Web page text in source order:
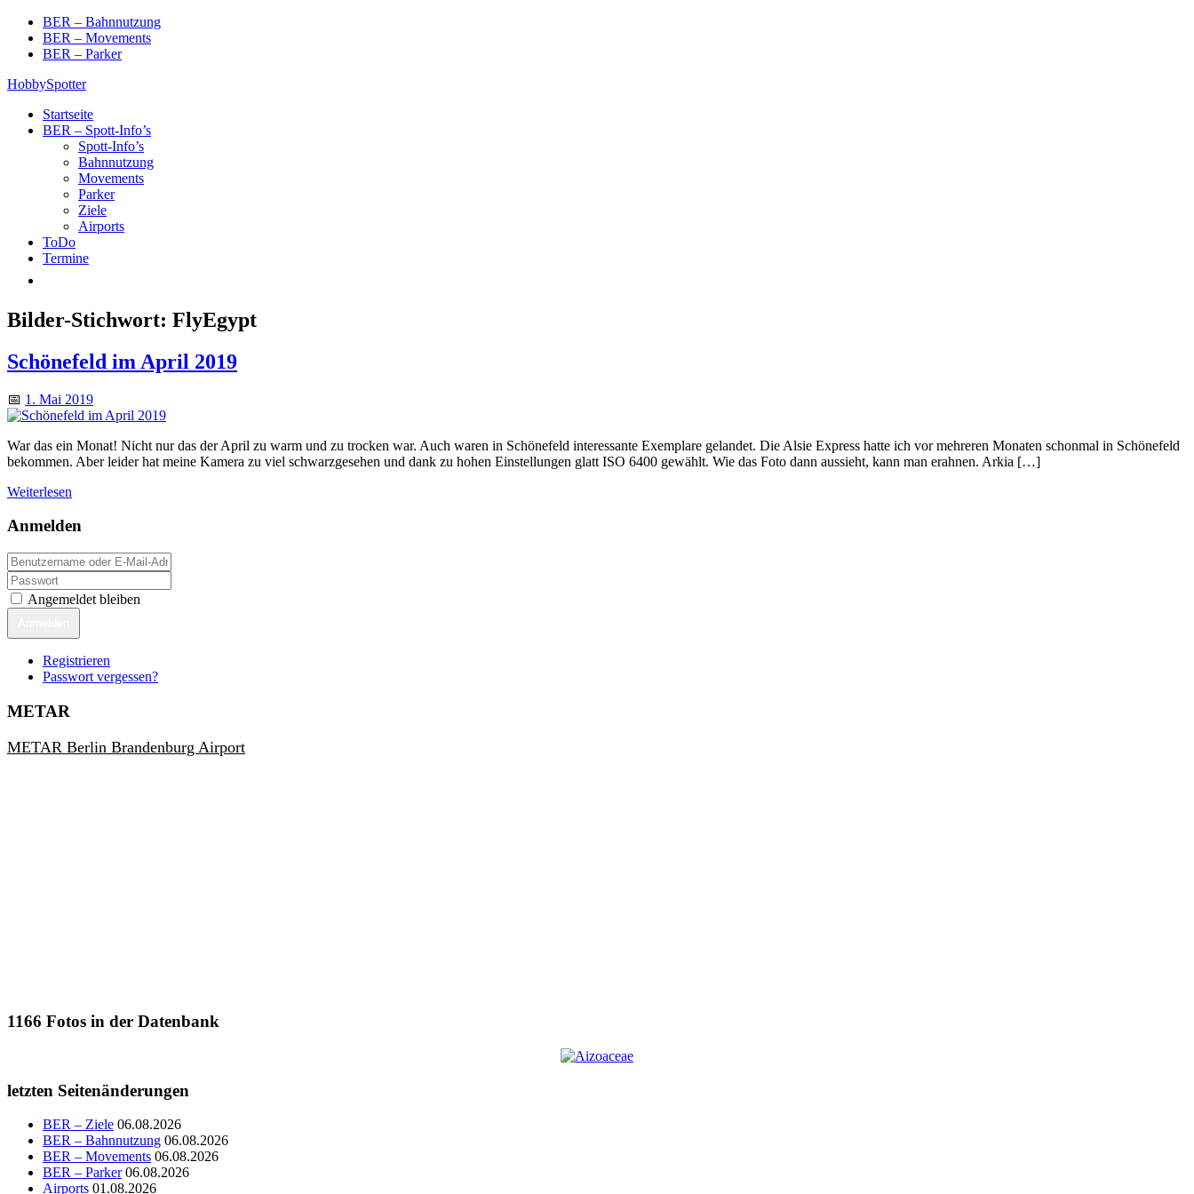
Skip
content
BER – Bahnnutzung
BER – Movements
BER – Parker
HobbySpotter
Startseite
BER – Spott-Info’s
Spott-Info’s
Bahnnutzung
Movements
Parker
Ziele
Airports
ToDo
Termine
Bilder-Stichwort: FlyEgypt
Schönefeld im April 2019
📅 1. Mai 2019
War das ein Monat! Nicht nur das der April zu warm und zu trocken war. Auch waren in Schönefeld interessante Exemplare gelandet. Die Alsie Express hatte ich vor mehreren Monaten schonmal in Schönefeld
bekommen. Aber leider hat meine Kamera zu viel schwarzgesehen und dank zu hohen Einstellungen glatt ISO 6400 gewählt. Wie das Foto dann aussieht, kann man erahnen. Arkia […]
Weiterlesen
Anmelden
Angemeldet bleiben
Registrieren
Passwort vergessen?
METAR
METAR Berlin Brandenburg Airport
1166 Fotos in der Datenbank
letzten Seitenänderungen
BER – Ziele 06.08.2026
BER – Bahnnutzung 06.08.2026
BER – Movements 06.08.2026
BER – Parker 06.08.2026
Airports 01.08.2026